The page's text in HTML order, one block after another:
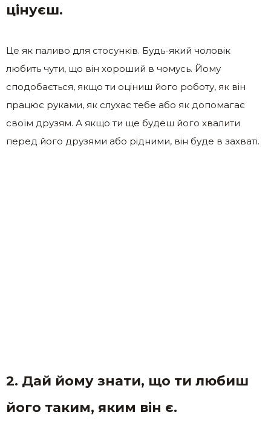
цінуєш.
Це як паливо для стосунків. Будь-який чоловік
любить чути, що він хороший в чомусь. Йому
сподобається, якщо ти оціниш його роботу, як він
працює руками, як слухає тебе або як допомагає
своїм друзям. А якщо ти ще будеш його хвалити
перед його друзями або рідними, він буде в захваті.
2. Дай йому знати, що ти любиш
його таким, яким він є.